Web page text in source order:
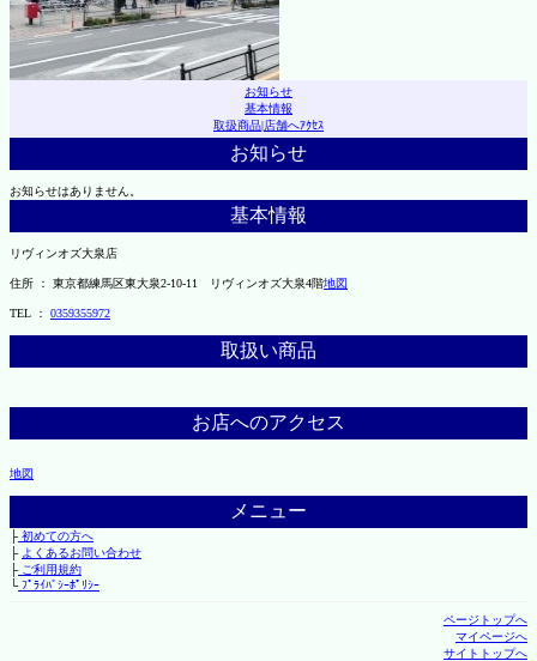
お知らせ
基本情報
取扱商品|店舗へｱｸｾｽ
お知らせ
お知らせはありません。
基本情報
リヴィンオズ大泉店
住所 ： 東京都練馬区東大泉2-10-11 リヴィンオズ大泉4階地図
TEL ： 0359355972
取扱い商品
お店へのアクセス
地図
メニュー
├初めての方へ
├ よくあるお問い合わせ
├ご利用規約
└ﾌﾟﾗｲﾊﾞｼｰﾎﾟﾘｼｰ
ページトップへ
マイページへ
サイトトップへ